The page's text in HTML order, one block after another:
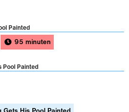
Painted
95 minuten
Pool Painted